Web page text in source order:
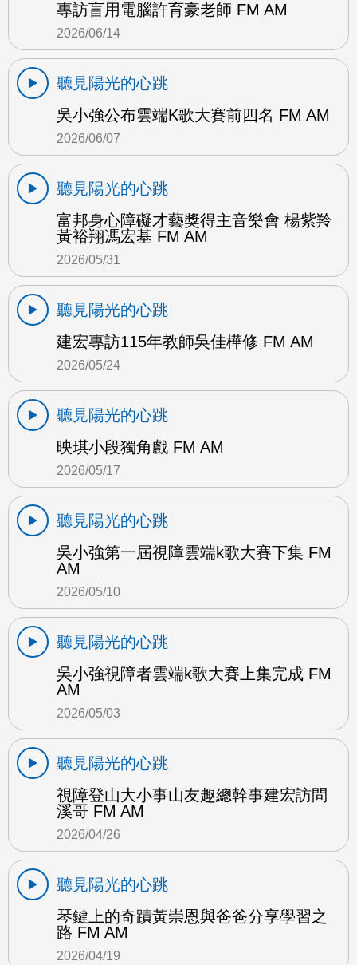
專訪盲用電腦許育豪老師 FM AM
2026/06/14
聽見陽光的心跳
吳小強公布雲端K歌大賽前四名 FM AM
2026/06/07
聽見陽光的心跳
富邦身心障礙才藝獎得主音樂會 楊紫羚
黃裕翔馮宏基 FM AM
2026/05/31
聽見陽光的心跳
建宏專訪115年教師吳佳樺修 FM AM
2026/05/24
聽見陽光的心跳
映琪小段獨角戲 FM AM
2026/05/17
聽見陽光的心跳
吳小強第一屆視障雲端k歌大賽下集 FM
AM
2026/05/10
聽見陽光的心跳
吳小強視障者雲端k歌大賽上集完成 FM
AM
2026/05/03
聽見陽光的心跳
視障登山大小事山友趣總幹事建宏訪問
溪哥 FM AM
2026/04/26
聽見陽光的心跳
琴鍵上的奇蹟黃崇恩與爸爸分享學習之
路 FM AM
2026/04/19